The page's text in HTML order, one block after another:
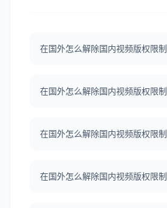
在国外怎么解除国内视频版权限制
在国外怎么解除国内视频版权限制
在国外怎么解除国内视频版权限制
在国外怎么解除国内视频版权限制